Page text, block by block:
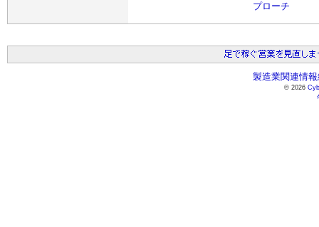
プローチ
製造業関連情
© 2026